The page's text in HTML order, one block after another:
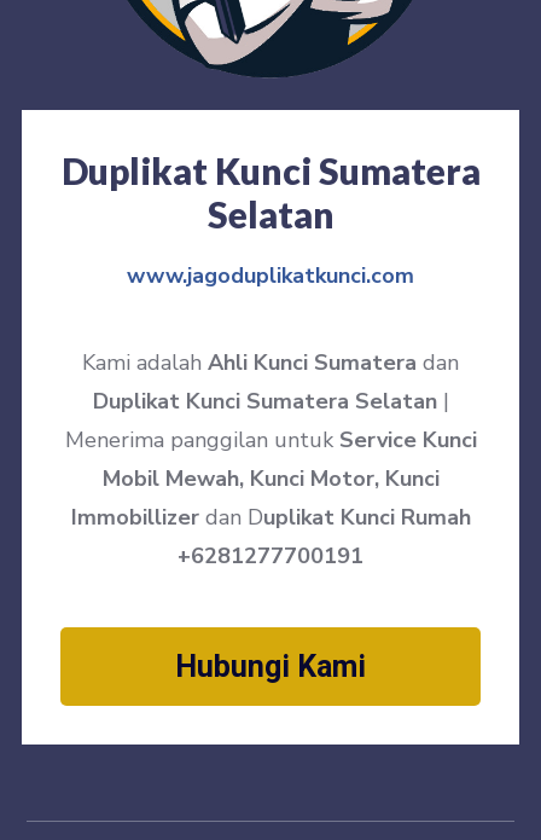
Duplikat Kunci Sumatera
Selatan
www.jagoduplikatkunci.com
Kami adalah Ahli Kunci Sumatera dan
Duplikat Kunci Sumatera Selatan|
Menerima panggilan untuk Service Kunci
Mobil Mewah, Kunci Motor, Kunci
Immobillizerdan Duplikat Kunci Rumah
+6281277700191
Hubungi Kami